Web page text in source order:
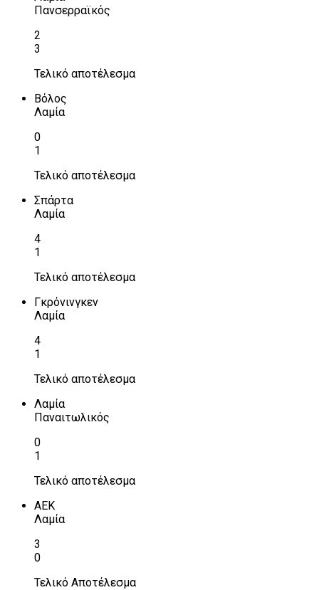
Πανσερραϊκός
2
3
Τελικό αποτέλεσμα
Βόλος
Λαμία
0
1
Τελικό αποτέλεσμα
Σπάρτα
Λαμία
4
1
Τελικό αποτέλεσμα
Γκρόνινγκεν
Λαμία
4
1
Τελικό αποτέλεσμα
Λαμία
Παναιτωλικός
0
1
Τελικό αποτέλεσμα
ΑΕΚ
Λαμία
3
0
Τελικό Αποτέλεσμα